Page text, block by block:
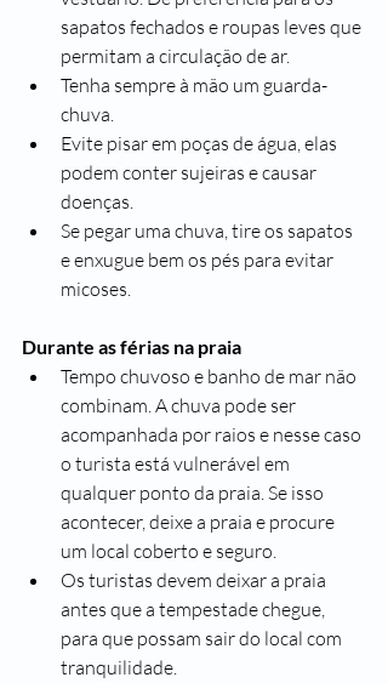
sapatos fechados e roupas leves que
permitam a circulação de ar.
Tenha sempre à mão um guarda-
chuva.
Evite pisar em poças de água, elas
podem conter sujeiras e causar
doenças.
Se pegar uma chuva, tire os sapatos
e enxugue bem os pés para evitar
micoses.
Durante as férias na praia
Tempo chuvoso e banho de mar não
combinam. A chuva pode ser
acompanhada por raios e nesse caso
o turista está vulnerável em
qualquer ponto da praia. Se isso
acontecer, deixe a praia e procure
um local coberto e seguro.
Os turistas devem deixar a praia
antes que a tempestade chegue,
para que possam sair do local com
tranquilidade.